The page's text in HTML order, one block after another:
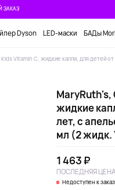
ЗАКАЗ
Dyson LED-маски БАДы
Vitamin C, жидкие капли, для детей
MaryRuth's,
жидкие
лет, с
мл (2 жидк.
1 463 ₽
ПОСЛЕДНЯЯ ЦЕНА
Недоступен к